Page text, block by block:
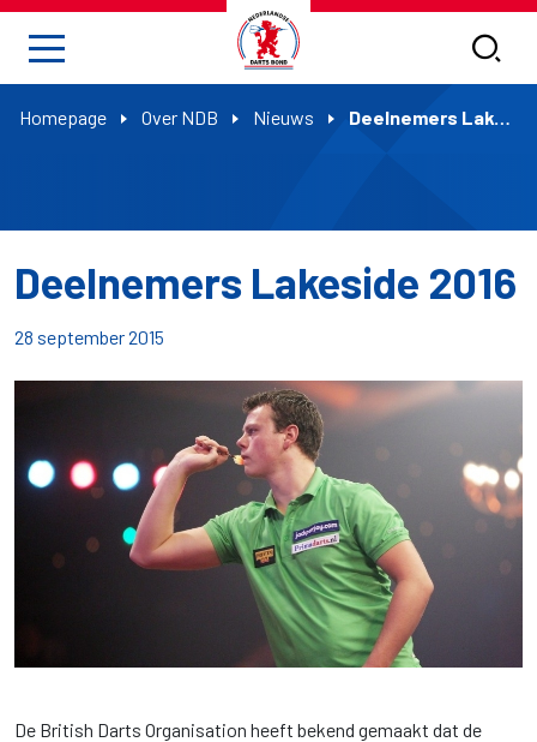
Homepage Over NDB Nieuws Deelnemers Lakeside 2016
Deelnemers Lakeside 2016
28 september 2015
De British Darts Organisation heeft bekend gemaakt dat de